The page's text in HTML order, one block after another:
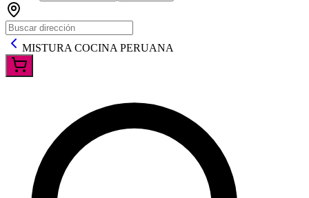
MISTURA COCINA PERUANA